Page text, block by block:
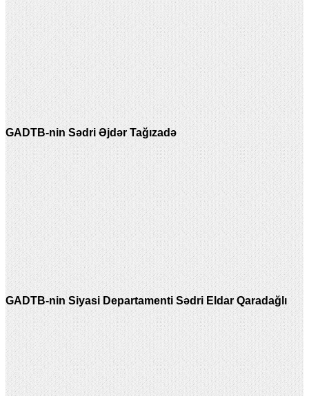
GADTB-nin Sədri Əjdər Tağızadə
GADTB-nin Siyasi Departamenti Sədri Eldar Qaradağlı